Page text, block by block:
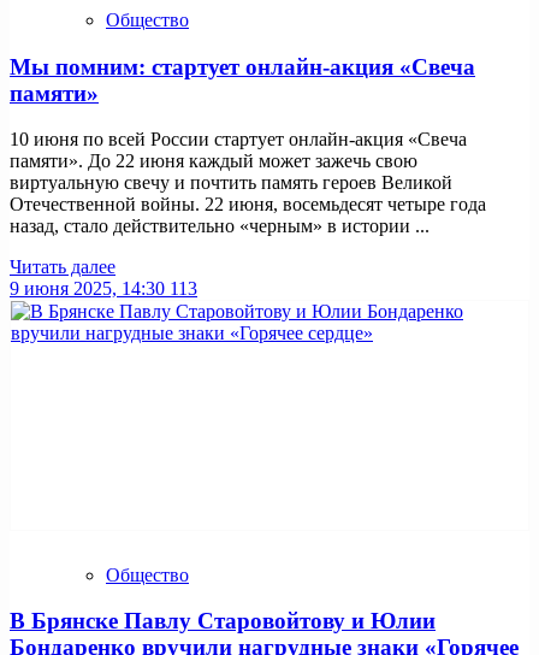
Общество
Мы помним: стартует онлайн-акция «Свеча
памяти»
10 июня по всей России стартует онлайн-акция «Свеча
памяти». До 22 июня каждый может зажечь свою
виртуальную свечу и почтить память героев Великой
Отечественной войны. 22 июня, восемьдесят четыре года
назад, стало действительно «черным» в истории ...
Читать далее
9 июня 2025, 14:30 113
Общество
В Брянске Павлу Старовойтову и Юлии
Бондаренко вручили нагрудные знаки «Горячее